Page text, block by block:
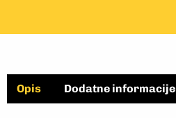
Opis Dodatne informacije